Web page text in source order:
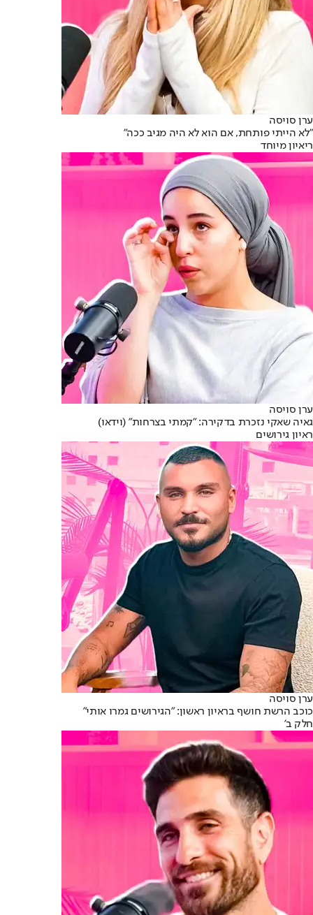
ערן סויסה
״לא הייתי פותחת, אם הוא לא היה מגיב ככה״
ריאיון מיוחד
ערן סויסה
גאיה שאקי נזכרת בדקירה: "קמתי בצרחות" (וידאו)
ראיון גירושים
ערן סויסה
כוכב הרשת חושף בראיון ראשון: "הגירושים גמרו אותי"
חלק ב'